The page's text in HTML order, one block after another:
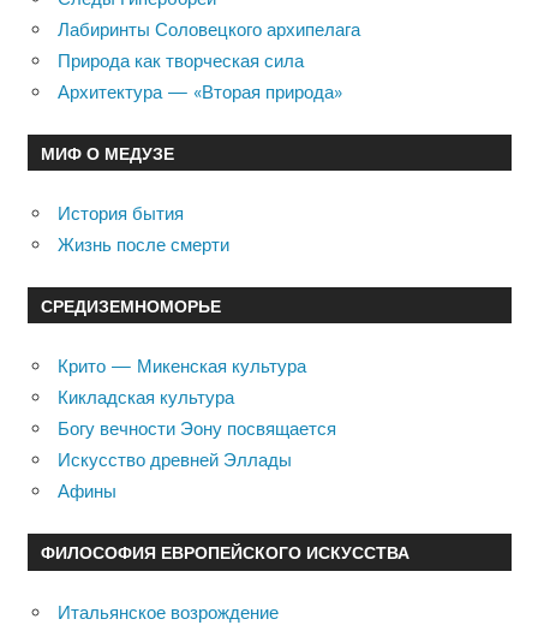
Лабиринты Соловецкого архипелага
Природа как творческая сила
Архитектура — «Вторая природа»
МИФ О МЕДУЗЕ
История бытия
Жизнь после смерти
СРЕДИЗЕМНОМОРЬЕ
Крито — Микенская культура
Кикладская культура
Богу вечности Эону посвящается
Искусство древней Эллады
Афины
ФИЛОСОФИЯ ЕВРОПЕЙСКОГО ИСКУССТВА
Итальянское возрождение